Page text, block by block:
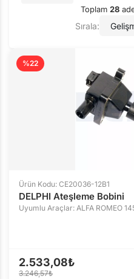
Toplam 28
Sırala:
%22
Ürün Kodu: CE20036-12B1
DELPHI Ateşleme Bobini
Uyumlu Araçlar: ALFA ROMEO
2.533,08₺
3.246,57₺